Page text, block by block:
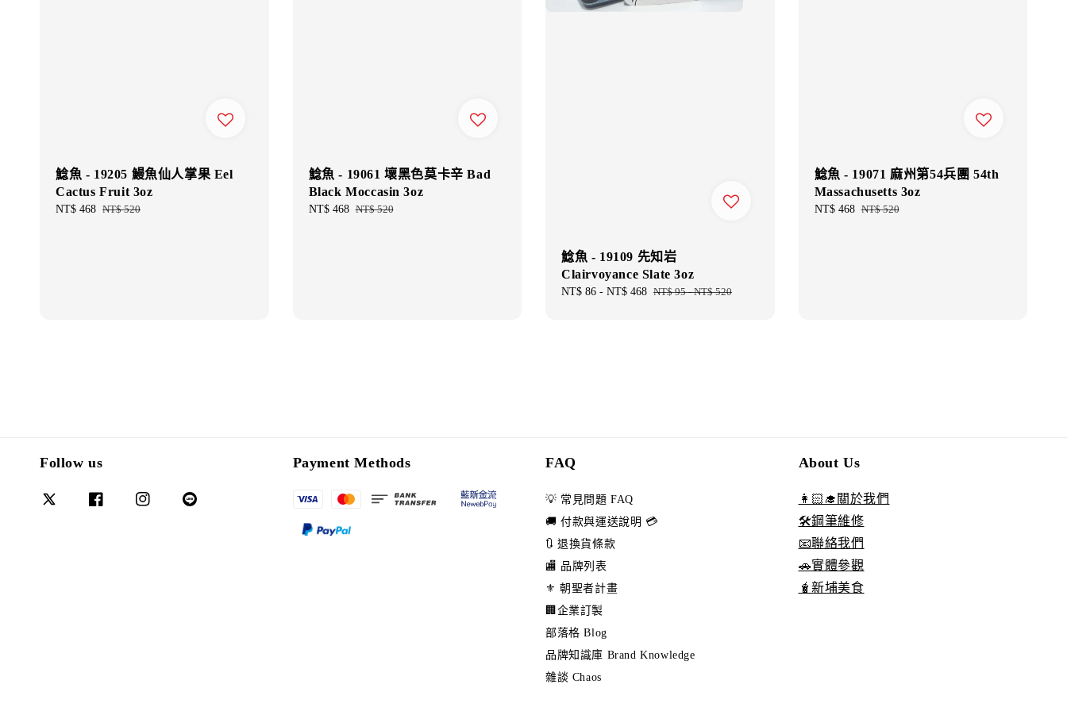
鯰魚 - 19205 鰻魚仙人掌果 Eel
Cactus Fruit 3oz
Sale
NT$ 468 Regular
NT$ 520
鯰魚 - 19061 壞黑色莫卡辛 Bad
Black Moccasin 3oz
Sale
NT$ 468 Regular
NT$ 520
鯰魚 - 19109 先知岩
Clairvoyance Slate 3oz
Sale
NT$ 86 - NT$ 468 Regular
NT$ 95-NT$ 520
鯰魚 - 19071 麻州第54兵團 54th
Massachusetts 3oz
Sale
NT$ 468 Regular
NT$ 520
Follow us Payment Methods FAQ
💡 常見問題 FAQ
🚚 付款與運送說明 💳
🔃 退換貨條款
🏬 品牌列表
⚜️ 朝聖者計畫
🏢企業訂製
部落格 Blog
品牌知識庫 Brand Knowledge
雜談 Chaos
About Us
👩🏻‍🎓關於我們
🛠️鋼筆維修
📧聯絡我們
🚗實體參觀
🧋新埔美食